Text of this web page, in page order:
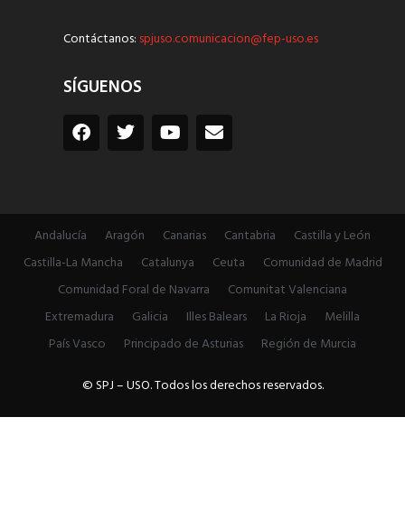
Contáctanos: spjuso.comunicacion@fep-uso.es
SÍGUENOS
Andalucía Aragón Canarias Cantabria
Castilla y León
Castilla-La Mancha
Catalunya Ceuta
Comunidad de Madrid
Comunidad Foral de Navarra
Comunitat Valenciana
Extremadura
Galicia Illes Balears La Rioja
Melilla
País Vasco
Principado de Asturias
Región de Murcia
© SPJ – USO. Todos los derechos reservados.